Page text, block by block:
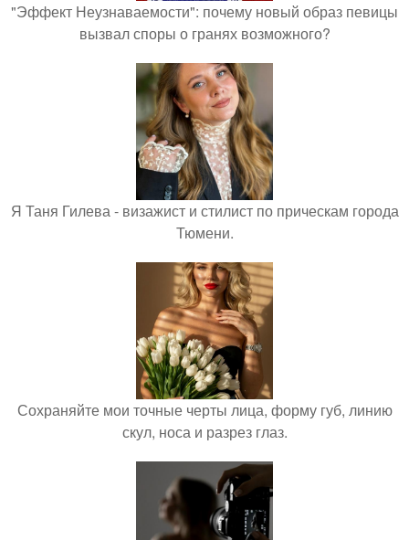
"Эффект Неузнаваемости": почему новый образ певицы
вызвал споры о гранях возможного?
Я Таня Гилева - визажист и стилист по прическам города
Тюмени.
Сохраняйте мои точные черты лица, форму губ, линию
скул, носа и разрез глаз.